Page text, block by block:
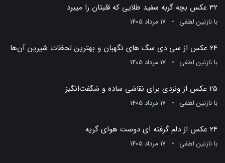
32 عکس بچه گربه سفید طلایی که قلبتان را میبرد
بانازنین لطفی 17 مرداد 1405
24 عکس از سی دی سگ های نگهبان و بهترین لحظات شیرین آن‌ها
بانازنین لطفی 17 مرداد 1405
25 عکس از ونزدی برای نقاشی ساده و شگفت‌انگیز
بانازنین لطفی 17 مرداد 1405
24 عکس از دلم گرفته ای دوست هوای گریه
بانازنین لطفی 17 مرداد 1405